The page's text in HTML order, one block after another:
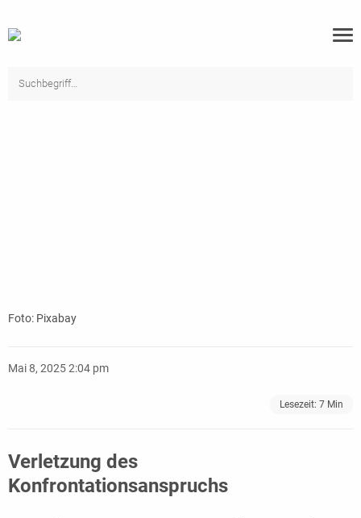
Foto: Pixabay
Mai 8, 2025 2:04 pm
Lesezeit: 7 Min
Verletzung des
Konfrontationsanspruchs